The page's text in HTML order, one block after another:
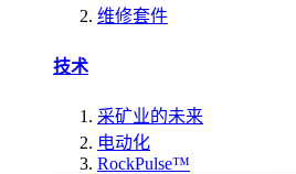
维修套件
技术
采矿业的未来
电动化
RockPulse™